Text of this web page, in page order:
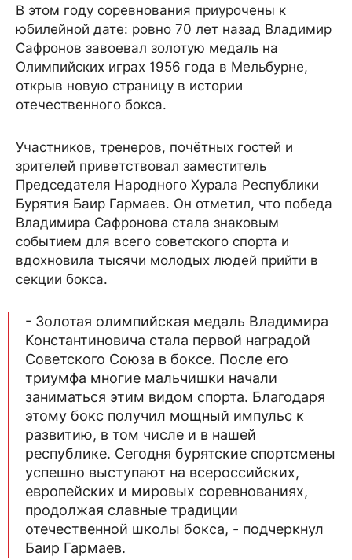
В этом году соревнования приурочены к
юбилейной дате: ровно 70 лет назад Владимир
Сафронов завоевал золотую медаль на
Олимпийских играх 1956 года в Мельбурне,
открыв новую страницу в истории
отечественного бокса.
Участников, тренеров, почётных гостей и
зрителей приветствовал заместитель
Председателя Народного Хурала Республики
Бурятия Баир Гармаев. Он отметил, что победа
Владимира Сафронова стала знаковым
событием для всего советского спорта и
вдохновила тысячи молодых людей прийти в
секции бокса.
- Золотая олимпийская медаль Владимира
Константиновича стала первой наградой
Советского Союза в боксе. После его
триумфа многие мальчишки начали
заниматься этим видом спорта. Благодаря
этому бокс получил мощный импульс к
развитию, в том числе и в нашей
республике. Сегодня бурятские спортсмены
успешно выступают на всероссийских,
европейских и мировых соревнованиях,
продолжая славные традиции
отечественной школы бокса, - подчеркнул
Баир Гармаев.